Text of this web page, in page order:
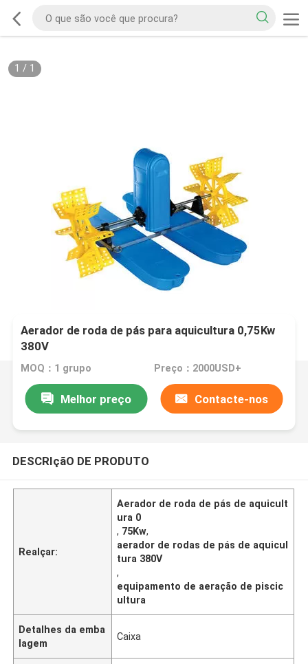
1 / 1
Aerador de roda de pás para aquicultura 0,75Kw
380V
MOQ：1 grupo Preço：2000USD+
Melhor preço Contacte-nos
DESCRIçãO DE PRODUTO
Realçar:
Aerador de roda de pás de aquicult
ura 0
, 75Kw,
aerador de rodas de pás de aquicul
tura 380V
,
equipamento de aeração de piscic
ultura
Detalhes da emba
lagem
Caixa